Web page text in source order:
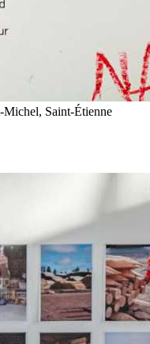
Michel, Saint-Étienne